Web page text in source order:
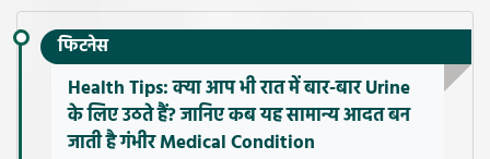
फिटनेस
Health Tips: क्या आप भी रात में बार-बार Urine
के लिए उठते हैं? जानिए कब यह सामान्य आदत बन
जाती है गंभीर Medical Condition